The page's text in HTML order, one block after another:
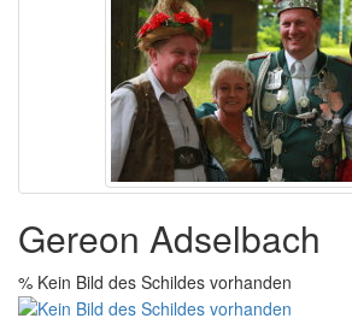
Gereon Adselbach
% Kein Bild des Schildes vorhanden